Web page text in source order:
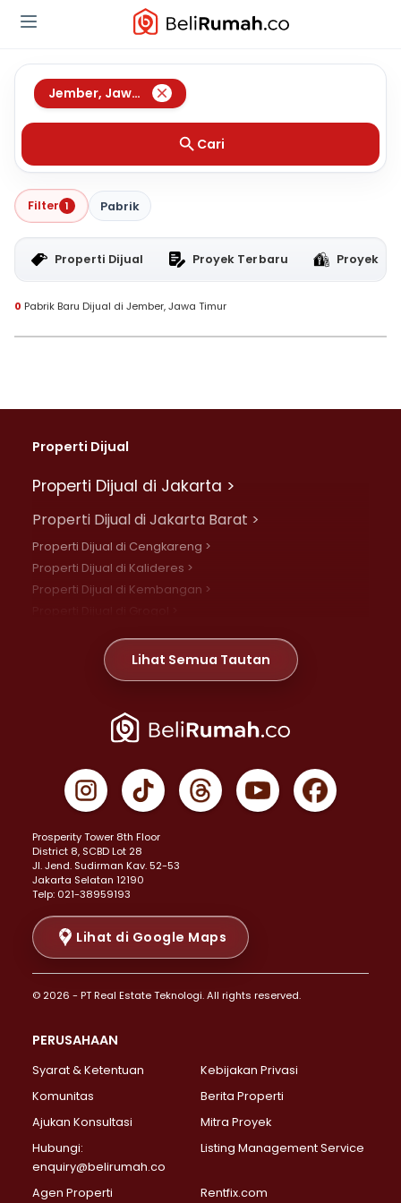
Jember, Jawa Timur
Cari
Filter 1 Pabrik
Properti Dijual Proyek Terbaru Proyek
0 Pabrik Baru Dijual di Jember, Jawa Timur
Properti Dijual
Properti Dijual di Jakarta >
Properti Dijual di Jakarta Barat >
Properti Dijual di Cengkareng >
Properti Dijual di Kalideres >
Properti Dijual di Kembangan >
Properti Dijual di Meruya >
Properti Dijual di Jelambar >
Properti Dijual di Jakarta Pusat >
Properti Dijual di Gambir >
Properti Dijual di Johar Baru >
Properti Dijual di Menteng >
Properti Dijual di Senen >
Properti Dijual di Tanah Abang >
Properti Dijual di Cikini >
Properti Dijual di Kramat >
Properti Dijual di Pasar Baru >
Properti Dijual di Bendungan Hilir >
Properti Dijual di Jakarta Selatan >
Properti Dijual di Lebak Bulus >
Properti Dijual di Gandaria Selatan >
Properti Dijual di Pondok Labu >
Properti Dijual di Lenteng Agung >
Properti Dijual di Senayan >
Properti Dijual di Pondok Pinang >
Lihat Semua Tautan
Prosperity Tower 8th Floor
District 8, SCBD Lot 28
JI. Jend. Sudirman Kav. 52-53
Jakarta Selatan 12190
Telp: 021-38959193
Lihat di Google Maps
© 2026 - PT Real Estate Teknologi. All rights reserved.
PERUSAHAAN
Syarat & Ketentuan
Kebijakan Privasi
Komunitas
Berita Properti
Ajukan Konsultasi
Mitra Proyek
Hubungi:
enquiry@belirumah.co
Listing Management Service
Agen Properti Rentfix.com